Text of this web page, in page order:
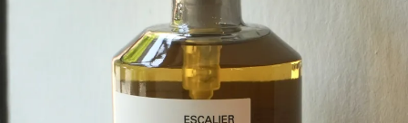
全てのブランド
UNIVERSAL PRODUCTS.